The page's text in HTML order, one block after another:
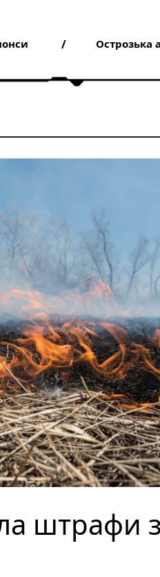
Острозька
штрафи